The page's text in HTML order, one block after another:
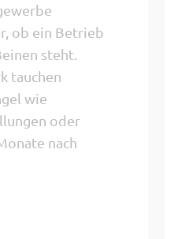
ob ein Betrieb
steht.
tauchen
wie
oder
nach